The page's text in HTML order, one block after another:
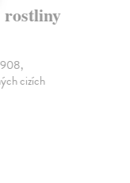
rostliny
cizích